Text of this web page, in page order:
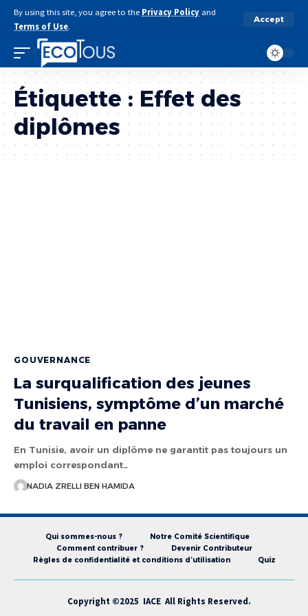
By using this site, you agree to the Privacy Policy and
Terms of Use.
Accept
Étiquette :Effet des
diplômes
GOUVERNANCE
La surqualification des jeunes
Tunisiens, symptôme d’un marché
du travail en panne
En Tunisie, avoir un diplôme ne garantit pas toujours un
emploi correspondant…
NADIA ZRELLI BEN HAMIDA
Qui sommes-nous ?
Notre Comité Scientifique
Comment contribuer ?
Devenir Contributeur
Règles de confidentialité et conditions d’utilisation
Quiz
Copyright ©2025 IACE All Rights Reserved.